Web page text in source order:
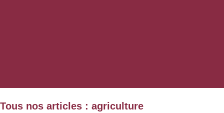
Tous nos articles : agriculture